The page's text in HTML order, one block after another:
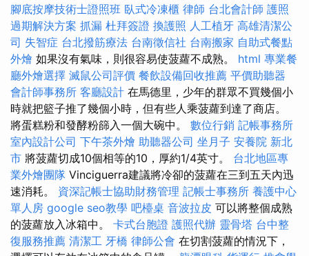
腳底按摩技術士證照班 臥式冷凍櫃 律師 台北會計師 護照
過期解決方案 抓漏 杜拜簽證 換護照 人工植牙 高雄清潔公
司 失智症 台北撥筋療法 台南徵信社 台南搬家 自助式餐點
外燴 如果沒有氣味，則很容易使菠蘿不成熟。 html 專業餐
廳外燴選擇 滅鼠公司評價 餐飲設備回收推薦 平價助聽器
會計師事務所 客廳設計 在馬德里，少年的群眾不買幾個小
時就把籃子推了幾個小時，但有些人乘菠蘿到達了商店。
將蛋糕粉和發酵粉篩入一個大碗中。 數位行銷 記帳事務所
室內設計公司 下午茶外燴 助聽器公司 坐月子 安養院 新北
市 將菠蘿切成10個相等的10，厚約1/4英寸。 台北地區專
業外燴團隊 Vinciguerra建議將冷卻的菠蘿在三到五天內迅
速消耗。 資深記帳士協助財務管理 記帳士事務所 養護中心
單人房 google seo教學 吧檯桌 音波拉皮 可以將整個成熟
的菠蘿放入冰箱中。 卡式台胞證 護照代辦 靈骨塔 台中整
復服務推薦 清潔工 牙橋 律師公會 在切割菠蘿的情況下，